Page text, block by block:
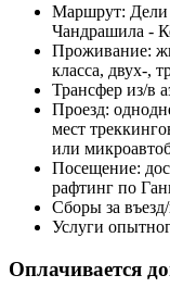
Маршрут: Дели
Чандрашила -
Проживание:
класса, двух-,
Трансфер из/в
Проезд:
мест
или
Посещение:
рафтинг по
Сборы за
Услуги
Оплачивается